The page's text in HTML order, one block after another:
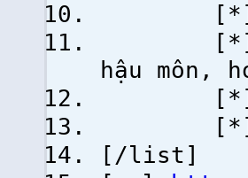
[*]Mụn
[*]Ung
hậu môn,
[*]Ung
[/list]